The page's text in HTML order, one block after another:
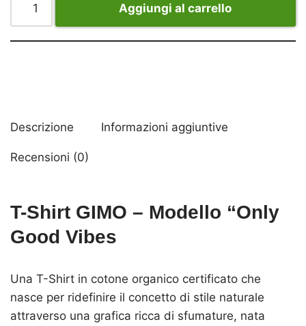
Aggiungi al carrello
Descrizione Informazioni aggiuntive
Recensioni (0)
T-Shirt GIMO – Modello “Only
Good Vibes
Una T-Shirt in cotone organico certificato che
nasce per ridefinire il concetto di stile naturale
attraverso una grafica ricca di sfumature, nata